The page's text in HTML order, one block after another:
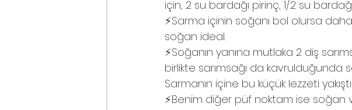
için, 2 su bardağı pirinç, 1/2 su
⚡️Sarma içinin soğanı bol olursa
soğan ideal.
⚡️Soğanın yanına mutlaka 2 diş
birlikte sarımsağı da kavrulduğunda
Sarmanın içine bu küçük lezzeti
⚡️Benim diğer püf noktam ise soğan